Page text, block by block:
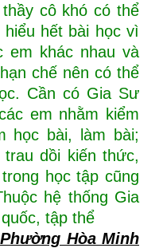
cô khó có thể
hết bài học vì
em khác nhau và
chế nên có thể
Cần có Gia Sư
em nhằm kiểm
học bài, làm bài;
dồi kiến thức,
học tập cũng
hệ thống Gia
tập thể
Hòa Minh